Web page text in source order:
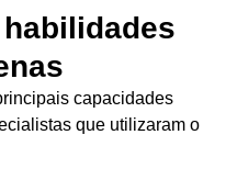
capacidades
que utilizaram o